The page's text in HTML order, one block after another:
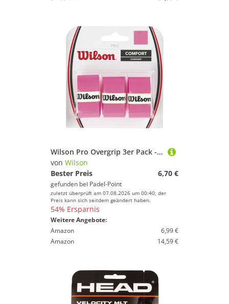
Wilson Pro Overgrip 3er Pack - Pink
von Wilson
Bester Preis
6,70 €
gefunden bei Padel-Point
zuletzt überprüft am 07.08.2026 um 00:40; der
Preis kann sich seitdem geändert haben.
54% Ersparnis
Weitere Angebote:
Amazon
6,99 €
Amazon
14,59 €